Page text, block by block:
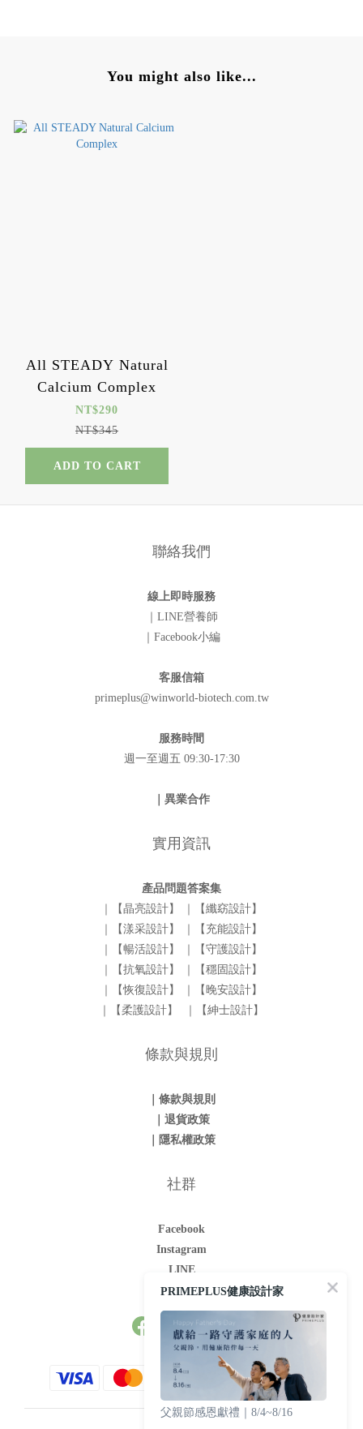
You might also like...
All STEADY Natural
Calcium Complex
NT$290
NT$345
ADD TO CART
聯絡我們
線上即時服務
｜LINE營養師
｜Facebook小編
客服信箱
primeplus@winworld-biotech.com.tw
服務時間
週一至週五 09:30-17:30
｜異業合作
實用資訊
產品問題答案集
｜【晶亮設計】
｜【纖窈設計】
｜【漾采設計】
｜【充能設計】
｜【暢活設計】
｜【守護設計】
｜【抗氧設計】
｜【穩固設計】
｜【恢復設計】
｜【晚安設計】
｜【柔護設計】
｜【紳士設計】
條款與規則
｜條款與規則
｜退貨政策
｜隱私權政策
社群
Facebook
Instagram
LINE
Youtube
PRIMEPLUS健康設計家
父親節感恩獻禮｜8/4~8/16